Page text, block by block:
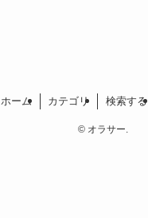
ホーム カテゴリ 検索する
©オラサー.